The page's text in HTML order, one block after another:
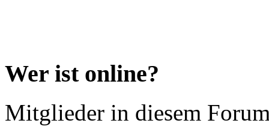
Wer ist online?
Mitglieder in diesem